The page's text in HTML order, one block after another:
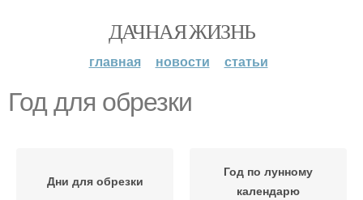
ДАЧНАЯ ЖИЗНЬ
главная новости статьи
Год для обрезки
Дни для обрезки
Год по лунному
календарю